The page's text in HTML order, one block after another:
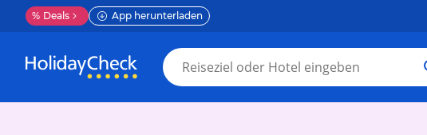
% Deals App herunterladen